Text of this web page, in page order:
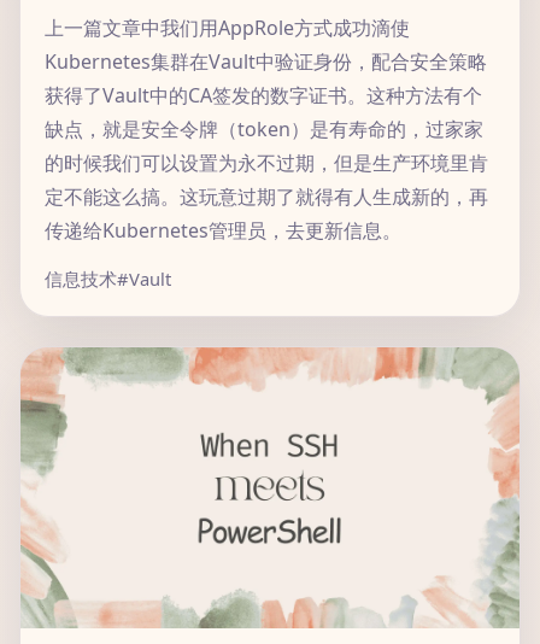
上一篇文章中我们用AppRole方式成功滴使
Kubernetes集群在Vault中验证身份，配合安全策略
获得了Vault中的CA签发的数字证书。这种方法有个
缺点，就是安全令牌（token）是有寿命的，过家家
的时候我们可以设置为永不过期，但是生产环境里肯
定不能这么搞。这玩意过期了就得有人生成新的，再
传递给Kubernetes管理员，去更新信息。
信息技术#Vault